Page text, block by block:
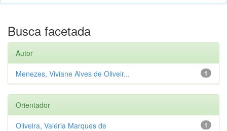
Busca facetada
Autor
1
Menezes, Viviane Alves de Oliveir...
Orientador
1
Oliveira, Valéria Marques de